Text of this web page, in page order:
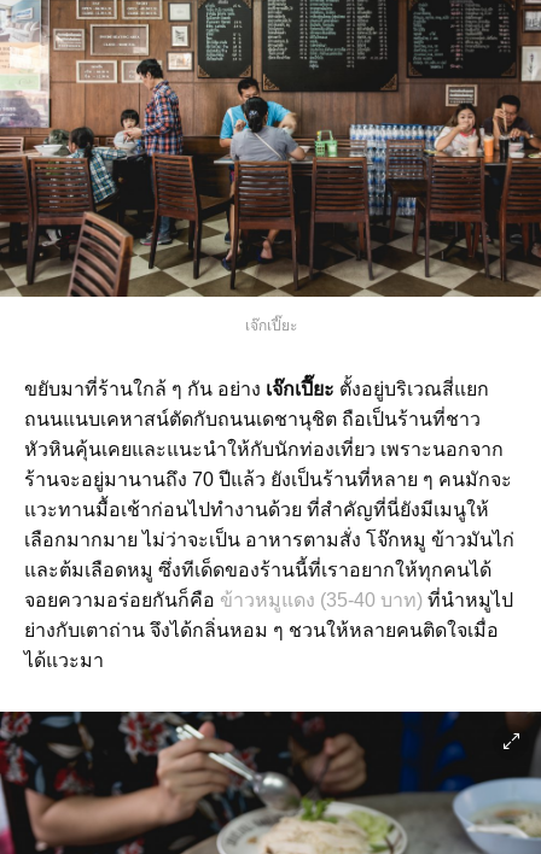
เจ๊กเปี๊ยะ
ขยับมาที่ร้านใกล้ ๆ กัน อย่าง เจ๊กเปี๊ยะ ตั้งอยู่บริเวณสี่แยก
ถนนแนบเคหาสน์ตัดกับถนนเดชานุชิต ถือเป็นร้านที่ชาว
หัวหินคุ้นเคยและแนะนำให้กับนักท่องเที่ยว เพราะนอกจาก
ร้านจะอยู่มานานถึง 70 ปีแล้ว ยังเป็นร้านที่หลาย ๆ คนมักจะ
แวะทานมื้อเช้าก่อนไปทำงานด้วย ที่สำคัญที่นี่ยังมีเมนูให้
เลือกมากมาย ไม่ว่าจะเป็น อาหารตามสั่ง โจ๊กหมู ข้าวมันไก่
และต้มเลือดหมู ซึ่งทีเด็ดของร้านนี้ที่เราอยากให้ทุกคนได้
จอยความอร่อยกันก็คือ ข้าวหมูแดง (35-40 บาท) ที่นำหมูไป
ย่างกับเตาถ่าน จึงได้กลิ่นหอม ๆ ชวนให้หลายคนติดใจเมื่อ
ได้แวะมา